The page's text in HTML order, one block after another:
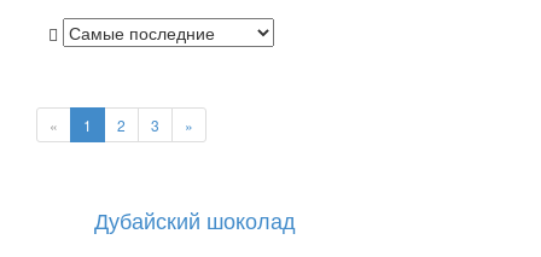
« 1 2 3 »
Дубайский шоколад